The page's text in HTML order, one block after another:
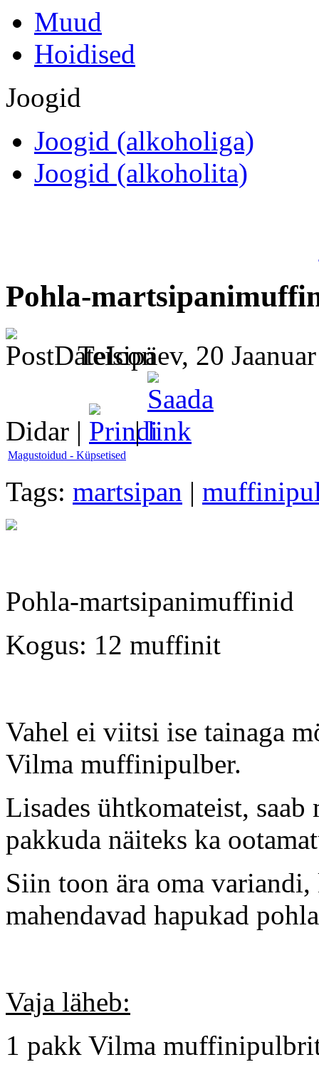
Muud
Hoidised
Joogid
Joogid (alkoholiga)
Joogid (alkoholita)
Pohla-
Teisipäev, 20
Didar | |
Magustoidud - Küpsetised
Tags: martsipan |
Pohla-martsipanimuffinid
Kogus: 12 muffinit
Vahel ei viitsi ise tainaga
Vilma muffinipulber.
Lisades ühtkomateist,
pakkuda näiteks ka
Siin toon ära oma
mahendavad hapukad
Vaja läheb:
1 pakk Vilma